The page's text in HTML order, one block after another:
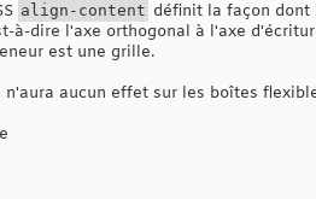
align-content définit la façon dont
à-dire l'axe orthogonal à l'axe
est une grille.
aucun effet sur les boîtes